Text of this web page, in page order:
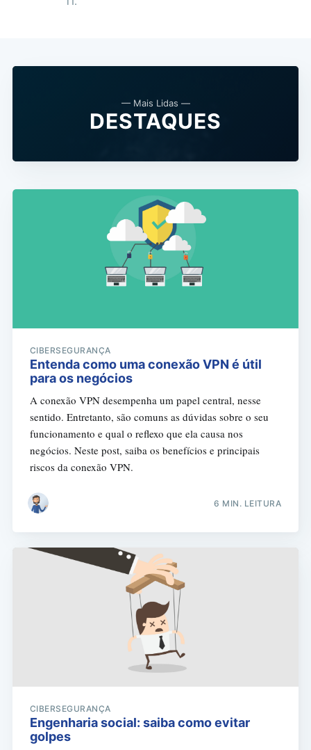
— Mais Lidas —
DESTAQUES
CIBERSEGURANÇA
Entenda como uma conexão VPN é útil
para os negócios
A conexão VPN desempenha um papel central, nesse
sentido. Entretanto, são comuns as dúvidas sobre o seu
funcionamento e qual o reflexo que ela causa nos
negócios. Neste post, saiba os benefícios e principais
riscos da conexão VPN.
6 MIN. LEITURA
CIBERSEGURANÇA
Engenharia social: saiba como evitar
golpes